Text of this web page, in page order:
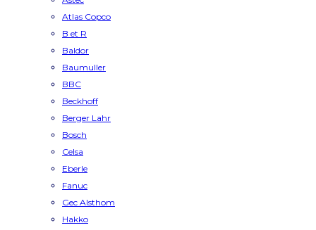
Atlas Copco
B et R
Baldor
Baumuller
BBC
Beckhoff
Berger Lahr
Bosch
Celsa
Eberle
Fanuc
Gec Alsthom
Hakko